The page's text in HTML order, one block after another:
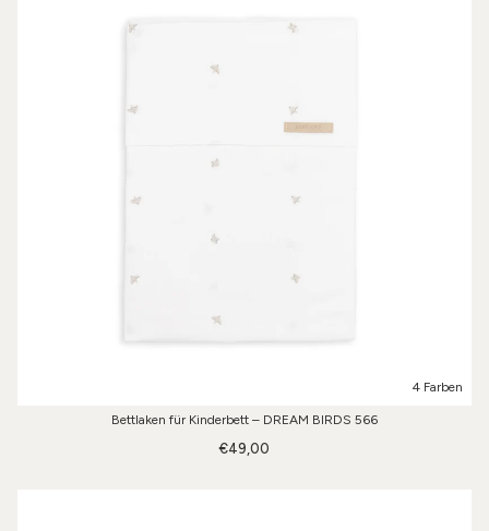
4 Farben
Bettlaken für Kinderbett – DREAM BIRDS 566
€49,00